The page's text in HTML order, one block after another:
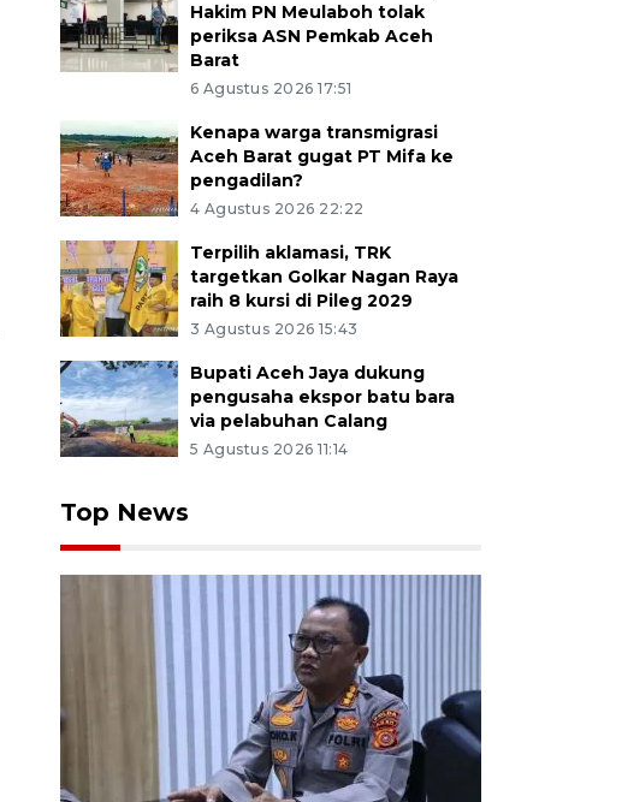
Hakim PN Meulaboh tolak
periksa ASN Pemkab Aceh
Barat
6 Agustus 2026 17:51
Kenapa warga transmigrasi
Aceh Barat gugat PT Mifa ke
pengadilan?
4 Agustus 2026 22:22
Terpilih aklamasi, TRK
targetkan Golkar Nagan Raya
raih 8 kursi di Pileg 2029
3 Agustus 2026 15:43
Bupati Aceh Jaya dukung
pengusaha ekspor batu bara
via pelabuhan Calang
5 Agustus 2026 11:14
Top News